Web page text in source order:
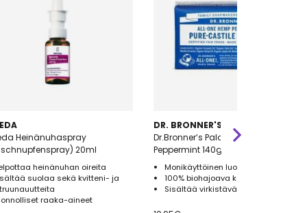
Heinänuhaspray
20ml
heinänuhan oireita
suolaa sekä kvitteni- ja
raaka-aineet
DR. BRONNER'S
Dr.Bronner’s Palasaippua
Peppermint 140g
Monikäyttöinen luomu palasaippua
100% biohajoava kääre
Sisältää virkistävää piparminttua